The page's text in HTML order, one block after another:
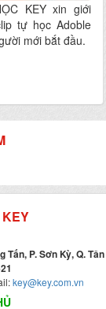
KEY xin giới
tự học Adoble
mới bắt đầu.
KEY
Tấn, P. Sơn Kỳ, Q.
key@key.com.vn